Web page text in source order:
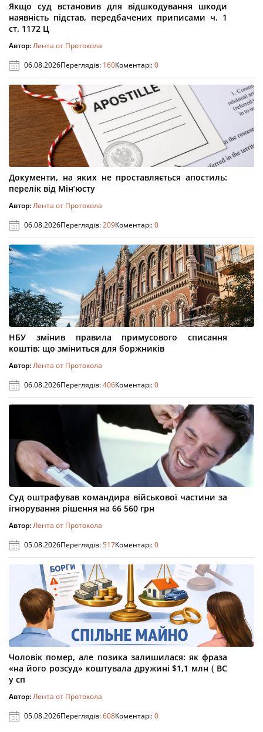
Якщо суд встановив для відшкодування шкоди
наявність підстав, передбачених приписами ч. 1
ст. 1172 Ц
Автор:Лента от Протокола
06.08.2026Переглядів: 160Коментарі:0
Документи, на яких не проставляється апостиль:
перелік від Мін’юсту
Автор:Лента от Протокола
06.08.2026Переглядів:209Коментарі:0
НБУ змінив правила примусового списання
коштів: що зміниться для боржників
Автор:Лента от Протокола
06.08.2026Переглядів:406Коментарі:0
Суд оштрафував командира військової частини за
ігнорування рішення на 66 560 грн
Автор:Лента от Протокола
05.08.2026Переглядів:517Коментарі:0
Чоловік помер, але позика залишилася: як фраза
«на його розсуд» коштувала дружині $1,1 млн ( ВС
у сп
Автор:Лента от Протокола
05.08.2026Переглядів:608Коментарі:0